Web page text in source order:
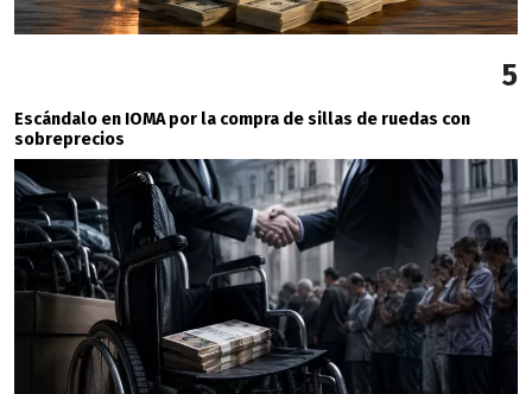
5
Escándalo en IOMA por la compra de sillas de ruedas con
sobreprecios